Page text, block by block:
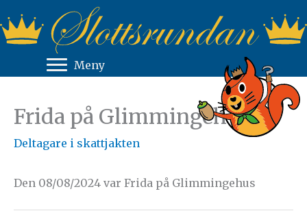
till
innehåll
Meny
Frida på Glimmingehus
Deltagare i skattjakten
Den 08/08/2024 var Frida på Glimmingehus